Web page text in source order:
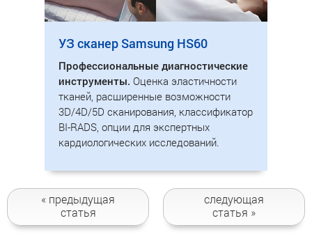
УЗ сканер Samsung HS60
Профессиональные диагностические
инструменты. Оценка эластичности
тканей, расширенные возможности
3D/4D/5D сканирования, классификатор
BI-RADS, опции для экспертных
кардиологических исследований.
« предыдущая
статья
следующая
статья »